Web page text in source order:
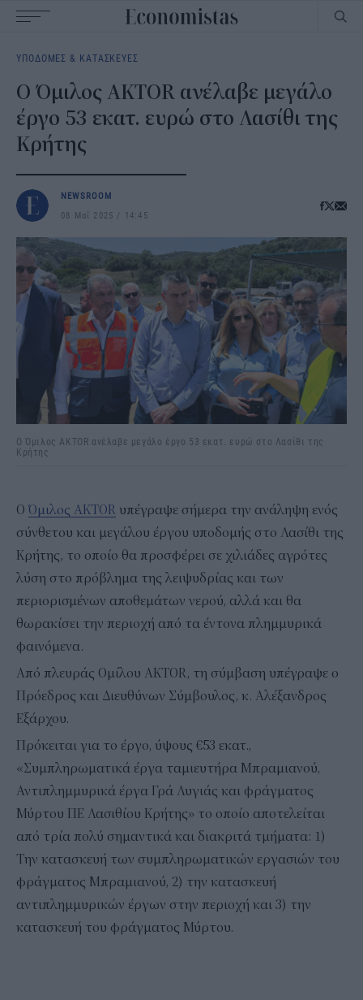
navigation
ΥΠΟΔΟΜΕΣ & ΚΑΤΑΣΚΕΥΕΣ
Ο Όμιλος AKTOR ανέλαβε μεγάλο
έργο 53 εκατ. ευρώ στο Λασίθι της
Κρήτης
NEWSROOM
08 Μαΐ 2025
14:45
Ο Όμιλος AKTOR ανέλαβε μεγάλο έργο 53 εκατ. ευρώ στο Λασίθι της
Κρήτης
O Όμιλος AKTOR υπέγραψε σήμερα την ανάληψη ενός
σύνθετου και μεγάλου έργου υποδομής στο Λασίθι της
Κρήτης, το οποίο θα προσφέρει σε χιλιάδες αγρότες
λύση στο πρόβλημα της λειψυδρίας και των
περιορισμένων αποθεμάτων νερού, αλλά και θα
θωρακίσει την περιοχή από τα έντονα πλημμυρικά
φαινόμενα.
Από πλευράς Ομίλου AKTOR, τη σύμβαση υπέγραψε ο
Πρόεδρος και Διευθύνων Σύμβουλος, κ. Αλέξανδρος
Εξάρχου.
Πρόκειται για το έργο, ύψους €53 εκατ.,
«Συμπληρωματικά έργα ταμιευτήρα Μπραμιανού,
Αντιπλημμυρικά έργα Γρά Λυγιάς και φράγματος
Μύρτου ΠΕ Λασιθίου Κρήτης» το οποίο αποτελείται
από τρία πολύ σημαντικά και διακριτά τμήματα: 1)
Την κατασκευή των συμπληρωματικών εργασιών του
φράγματος Μπραμιανού, 2) την κατασκευή
αντιπλημμυρικών έργων στην περιοχή και 3) την
κατασκευή του φράγματος Μύρτου.